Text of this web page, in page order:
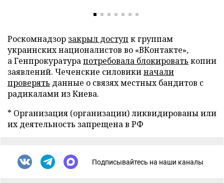
Роскомнадзор закрыл доступ к группам
украинских националистов во «ВКонтакте»,
а Генпрокуратурапотребовала блокировать копии
заявлений. Чеченские силовикиначали
проверять данные о связях местных бандитов с
радикалами из Киева.
* Организация (организации) ликвидированы или
их деятельность запрещена в РФ
Подписывайтесь на наши каналы